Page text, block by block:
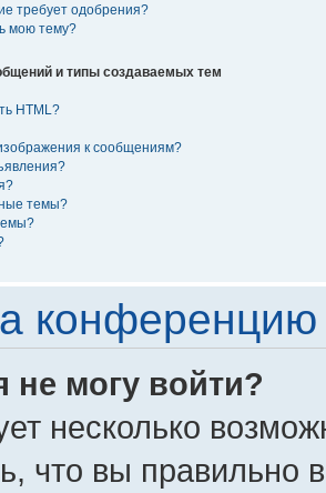
требует одобрения?
мою тему?
и типы создаваемых тем
HTML?
к сообщениям?
темы?
конференцию
не могу войти?
несколько
что вы правильно